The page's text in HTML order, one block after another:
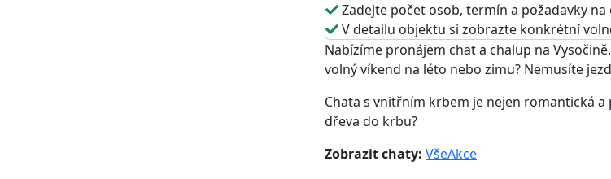
Zadejte počet osob, termín a požadavky
V detailu objektu si zobrazte konkrétní
Nabízíme pronájem chat a chalup na
volný víkend na léto nebo zimu? Nemusíte
Chata s vnitřním krbem je nejen romantická
dřeva do krbu?
Zobrazit chaty: VšeAkce